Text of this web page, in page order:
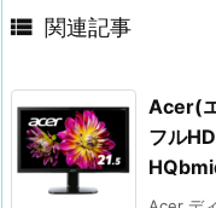
 関連記事
Acer(
フル